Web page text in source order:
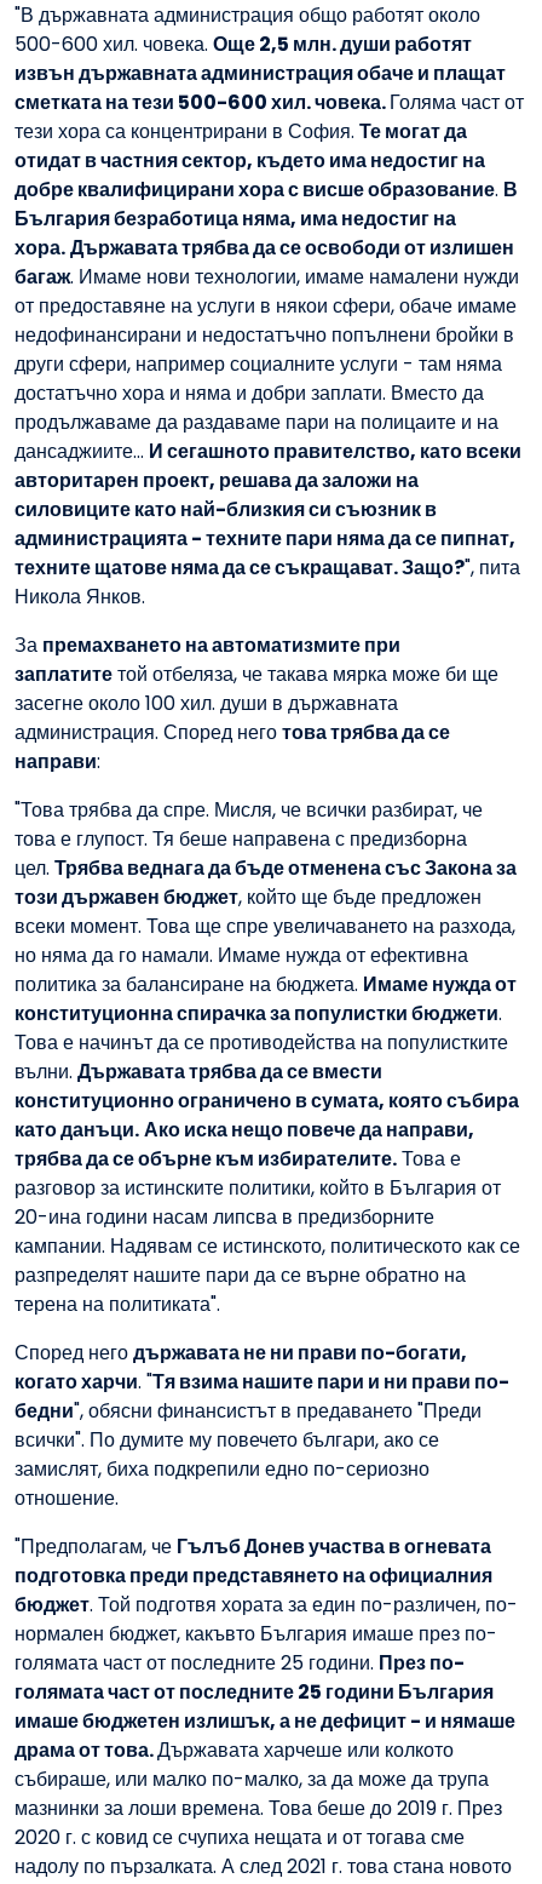
"В държавната администрация общо работят около
500-600 хил. човека. Още 2,5 млн. души работят
извън държавната администрация обаче и плащат
сметката на тези 500-600 хил. човека.Голяма част от
тези хора са концентрирани в София. Те могат да
отидат в частния сектор, където има недостиг на
добре квалифицирани хора с висше образование. В
България безработица няма, има недостиг на
хора.Държавата трябва да се освободи от излишен
багаж. Имаме нови технологии, имаме намалени нужди
от предоставяне на услуги в някои сфери, обаче имаме
недофинансирани и недостатъчно попълнени бройки в
други сфери, например социалните услуги - там няма
достатъчно хора и няма и добри заплати. Вместо да
продължаваме да раздаваме пари на полицаите и на
дансаджиите... И сегашното правителство, като всеки
авторитарен проект, решава да заложи на
силовиците като най-близкия си съюзник в
администрацията - техните пари няма да се пипнат,
техните щатове няма да се съкращават. Защо?", пита
Никола Янков.
За премахването на автоматизмите при
заплатитетой отбеляза, че такава мярка може би ще
засегне около 100 хил. души в държавната
администрация. Според неготова трябва да се
направи:
"Това трябва да спре. Мисля, че всички разбират, че
това е глупост. Тя беше направена с предизборна
цел. Трябва веднага да бъде отменена със Закона за
този държавен бюджет, който ще бъде предложен
всеки момент. Това ще спре увеличаването на разхода,
но няма да го намали. Имаме нужда от ефективна
политика за балансиране на бюджета. Имаме нужда от
конституционна спирачка за популистки бюджети.
Това е начинът да се противодейства на популистките
вълни. Държавата трябва да се вмести
конституционно ограничено в сумата, която събира
като данъци.Ако иска нещо повече да направи,
трябва да се обърне към избирателите.Това е
разговор за истинските политики, който в България от
20-ина години насам липсва в предизборните
кампании. Надявам се истинското, политическото как се
разпределят нашите пари да се върне обратно на
терена на политиката".
Според негодържавата не ни прави по-богати,
когато харчи. "Тя взима нашите пари и ни прави по-
бедни", обясни финансистът в предаването "Преди
всички". По думите му повечето българи, ако се
замислят, биха подкрепили едно по-сериозно
отношение.
"Предполагам, че Гълъб Донев участва в огневата
подготовка преди представянето на официалния
бюджет. Той подготвя хората за един по-различен, по-
нормален бюджет, какъвто България имаше през по-
голямата част от последните 25 години. През по-
голямата част от последните 25 години България
имаше бюджетен излишък, а не дефицит - и нямаше
драма от това.Държавата харчеше или колкото
събираше, или малко по-малко, за да може да трупа
мазнинки за лоши времена. Това беше до 2019 г. През
2020 г. с ковид се счупиха нещата и от тогава сме
надолу по пързалката. А след 2021 г. това стана новото